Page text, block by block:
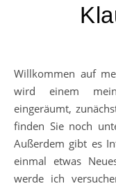
Willkommen auf meiner Seite im Netz. Der größte Platz
wird einem
eingeräumt,
finden Sie noch
Außerdem gibt es
einmal etwas
werde ich